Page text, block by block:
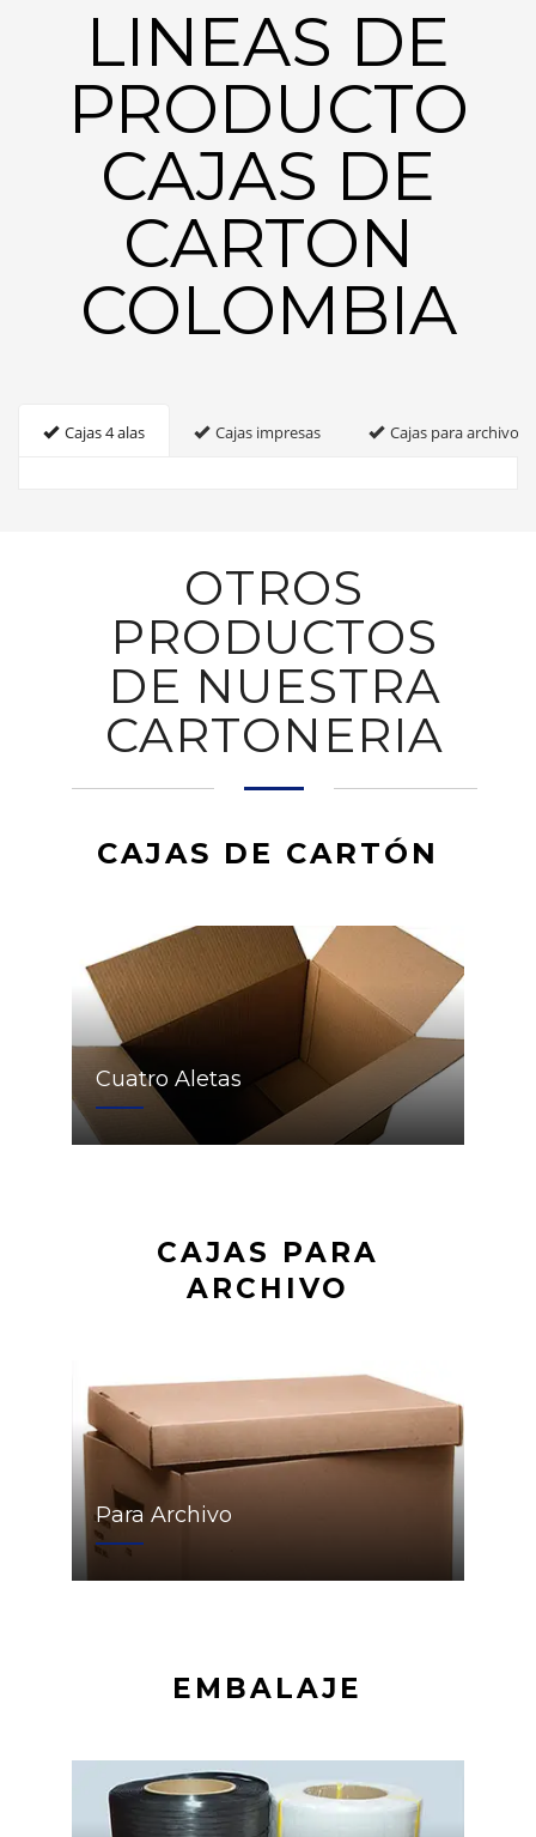
LINEAS DE
PRODUCTO
CAJAS DE
CARTON
COLOMBIA
Cajas 4 alas Cajas impresas Cajas para archivo
OTROS
PRODUCTOS
DE NUESTRA
CARTONERIA
CAJAS DE CARTÓN
Cuatro Aletas
CAJAS PARA
ARCHIVO
Para Archivo
EMBALAJE